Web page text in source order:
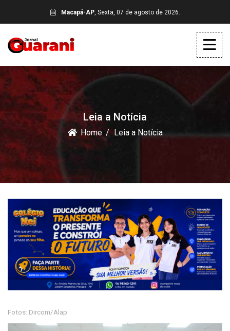
Macapá-AP, Sexta, 07 de agosto de 2026.
Leia a Notícia
Home Leia a Notícia
Fotos: Dircom/Alap